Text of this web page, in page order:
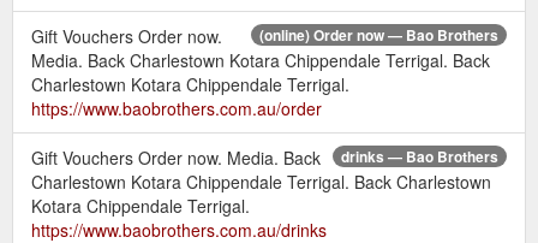
(online) Order now — Bao Brothers
Gift Vouchers Order now.
Media. Back Charlestown Kotara Chippendale Terrigal. Back
Charlestown Kotara Chippendale Terrigal.
https://www.baobrothers.com.au/order
drinks — Bao Brothers
Gift Vouchers Order now. Media. Back
Charlestown Kotara Chippendale Terrigal. Back Charlestown
Kotara Chippendale Terrigal.
https://www.baobrothers.com.au/drinks